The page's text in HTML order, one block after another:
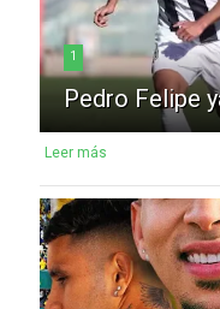
1
Pedro Felipe
Leer más